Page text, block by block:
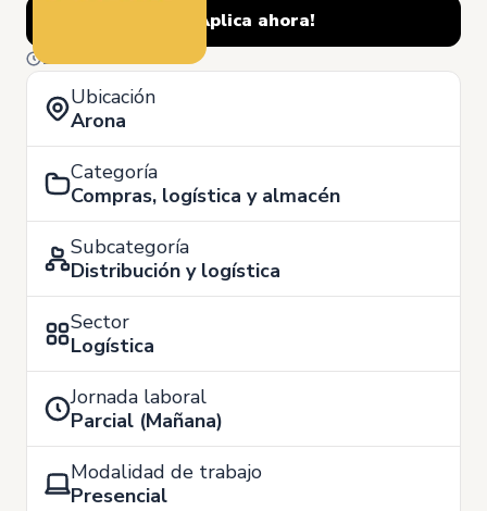
¡Aplica ahora!
12 de Junio
Ubicación
Arona
Categoría
Compras, logística y almacén
Subcategoría
Distribución y logística
Sector
Logística
Jornada laboral
Parcial (Mañana)
Modalidad de trabajo
Presencial